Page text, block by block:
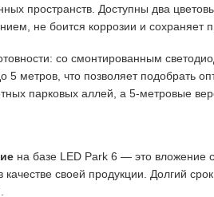
пространств. Доступны два
не боится коррозии и сохраняет
со смонтированным
5 метров, что позволяет
парковых аллей, а 5-метровые
на базе LED Park 6 — это вложение
качестве своей продукции. Долгий